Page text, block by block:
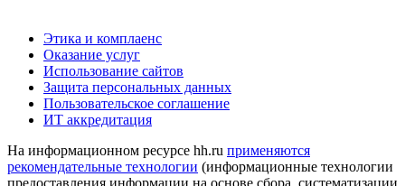
Этика и комплаенс
Оказание услуг
Использование сайтов
Защита персональных данных
Пользовательское соглашение
ИТ аккредитация
На информационном ресурсе hh.ru применяются
рекомендательные технологии (информационные технологии